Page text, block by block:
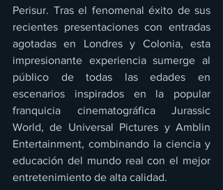
Perisur. Tras el fenomenal éxito de sus
recientes presentaciones con entradas
agotadas en Londres y Colonia, esta
impresionante experiencia sumerge al
público de todas las edades en
escenarios inspirados en la popular
franquicia cinematográfica Jurassic
World, de Universal Pictures y Amblin
Entertainment, combinando la ciencia y
educación del mundo real con el mejor
entretenimiento de alta calidad.